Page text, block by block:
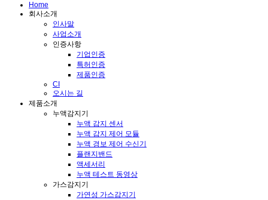
Home
회사소개
인사말
사업소개
인증사항
기업인증
특허인증
제품인증
CI
오시는 길
제품소개
누액감지기
누액 감지 센서
누액 감지 제어 모듈
누액 경보 제어 수신기
플랜지밴드
액세서리
누액 테스트 동영상
가스감지기
가연성 가스감지기